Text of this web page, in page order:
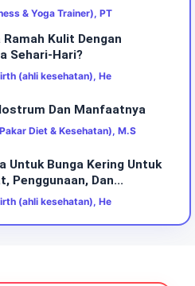
& Yoga Trainer), PT
Kulit Dengan
Sehari-Hari?
(ahli kesehatan), He
Dan Manfaatnya
Diet & Kesehatan), M.S
Untuk Bunga Kering Untuk
Penggunaan, Dan...
(ahli kesehatan), He